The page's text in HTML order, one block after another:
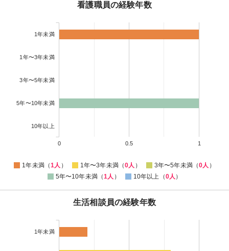
看護職員の経験年数
1年未満
1年〜3年未満
3年〜5年未満
5年〜10年未満
10年以上
0 0.5 1
1年未満（1人 ） 1年〜3年未満（0人 ） 3年〜5年未満（0人 ）
5年〜10年未満（1人 ） 10年以上（0人 ）
生活相談員の経験年数
1年未満